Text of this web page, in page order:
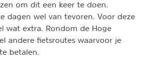
om dit een keer te doen.
dagen wel van tevoren. Voor deze
wat extra. Rondom de Hoge
andere fietsroutes waarvoor je
betalen.